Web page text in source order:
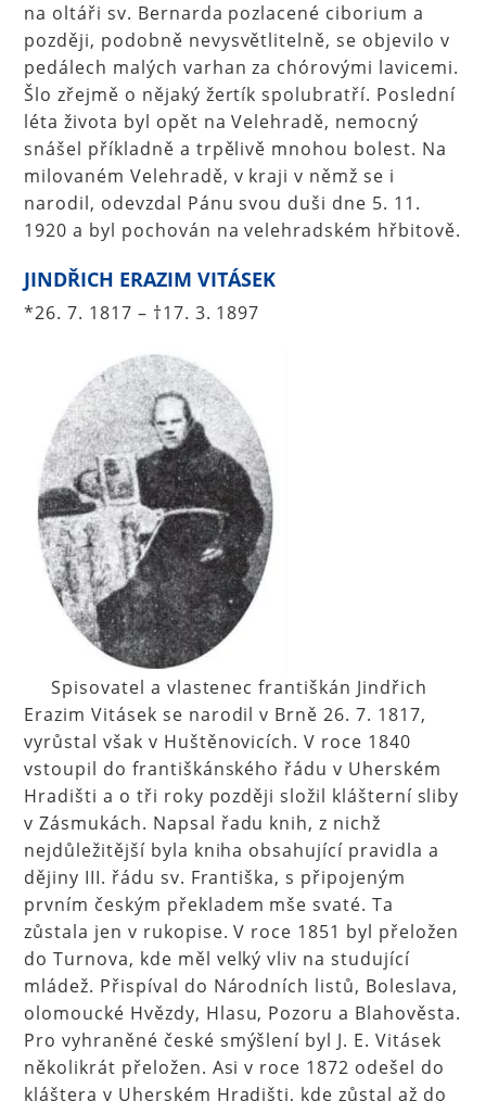
na oltáři sv. Bernarda pozlacené ciborium a
později, podobně nevysvětlitelně, se objevilo v
pedálech malých varhan za chórovými lavicemi.
Šlo zřejmě o nějaký žertík spolubratří. Poslední
léta života byl opět na Velehradě, nemocný
snášel příkladně a trpělivě mnohou bolest. Na
milovaném Velehradě, v kraji v němž se i
narodil, odevzdal Pánu svou duši dne 5. 11.
1920 a byl pochován na velehradském hřbitově.
JINDŘICH ERAZIM VITÁSEK
*26. 7. 1817 – †17. 3. 1897
Spisovatel a vlastenec františkán Jindřich
Erazim Vitásek se narodil v Brně 26. 7. 1817,
vyrůstal však v Huštěnovicích. V roce 1840
vstoupil do františkánského řádu v Uherském
Hradišti a o tři roky později složil klášterní sliby
v Zásmukách. Napsal řadu knih, z nichž
nejdůležitější byla kniha obsahující pravidla a
dějiny III. řádu sv. Františka, s připojeným
prvním českým překladem mše svaté. Ta
zůstala jen v rukopise. V roce 1851 byl přeložen
do Turnova, kde měl velký vliv na studující
mládež. Přispíval do Národních listů, Boleslava,
olomoucké Hvězdy, Hlasu, Pozoru a Blahověsta.
Pro vyhraněné české smýšlení byl J. E. Vitásek
několikrát přeložen. Asi v roce 1872 odešel do
kláštera v Uherském Hradišti, kde zůstal až do